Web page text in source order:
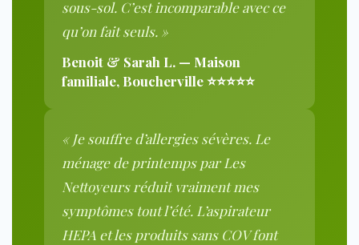
sous-sol. C’est incomparable avec ce
qu’on fait seuls. »
Benoit & Sarah L. — Maison
familiale, Boucherville ⭐⭐⭐⭐⭐
« Je souffre d’allergies sévères. Le
ménage de printemps par Les
Nettoyeurs réduit vraiment mes
symptômes tout l’été. L’aspirateur
HEPA et les produits sans COV font